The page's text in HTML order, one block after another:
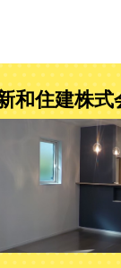
和住建株式